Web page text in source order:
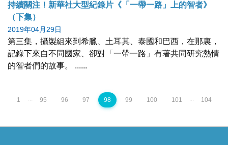
持續關注！新華社大型紀錄片《「一帶一路」上的智者》
（下集）
2019年04月29日
第三集，攝製組來到希臘、土耳其、泰國和巴西，在那裏，
記錄下來自不同國家、卻對「一帶一路」有著共同研究熱情
的智者們的故事。 ......
1 ... 95 96 97 98 99 100 101 ... 104